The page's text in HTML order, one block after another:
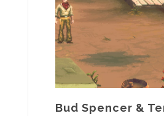
Bud Spencer &